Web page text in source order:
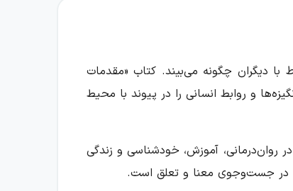
با دیگران چگونه می‌بیند. کتاب «مقدمات
و روابط انسانی را در پیوند با محیط
روان‌درمانی، آموزش، خودشناسی و زندگی
و در جست‌وجوی معنا و تعلق است.